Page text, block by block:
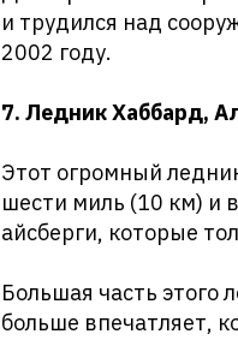
и трудился над
2002 году.
7. Ледник Хаббард,
Этот огромный
шести миль (10 км) и
айсберги, которые
Большая часть этого
больше впечатляет,